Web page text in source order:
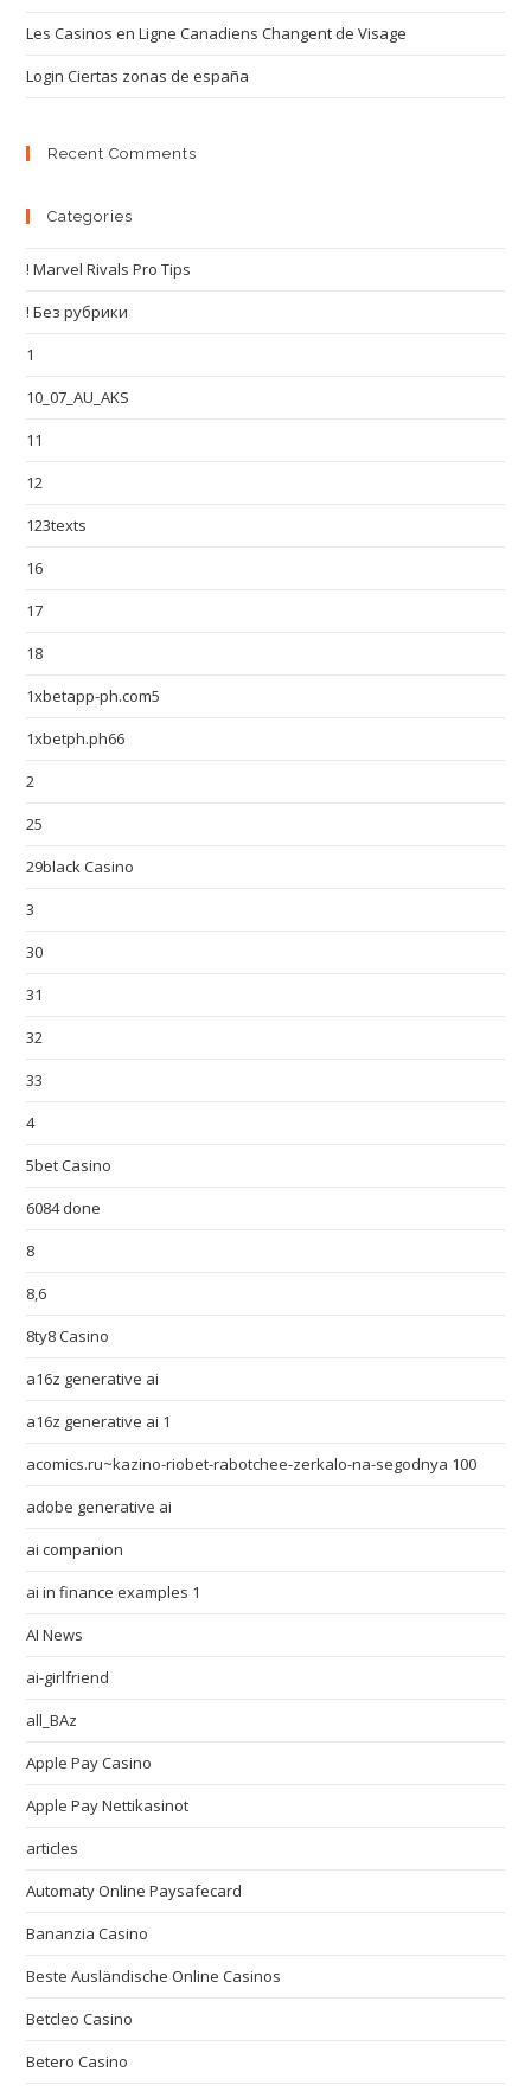
Les Casinos en Ligne Canadiens Changent de Visage
Login Ciertas zonas de españa
Recent Comments
Categories
! Marvel Rivals Pro Tips
! Без рубрики
1
10_07_AU_AKS
11
12
123texts
16
17
18
1xbetapp-ph.com5
1xbetph.ph66
2
25
29black Casino
3
30
31
32
33
4
5bet Casino
6084 done
8
8,6
8ty8 Casino
a16z generative ai
a16z generative ai 1
acomics.ru~kazino-riobet-rabotchee-zerkalo-na-segodnya 100
adobe generative ai
ai companion
ai in finance examples 1
AI News
ai-girlfriend
all_BAz
Apple Pay Casino
Apple Pay Nettikasinot
articles
Automaty Online Paysafecard
Bananzia Casino
Beste Ausländische Online Casinos
Betcleo Casino
Betero Casino